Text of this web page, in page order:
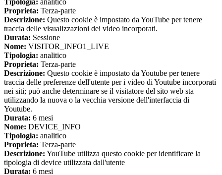
Tipologia: analitico
Proprieta: Terza-parte
Descrizione: Questo cookie è impostato da YouTube per tenere
traccia delle visualizzazioni dei video incorporati.
Durata: Sessione
Nome: VISITOR_INFO1_LIVE
Tipologia: analitico
Proprieta: Terza-parte
Descrizione: Questo cookie è impostato da Youtube per tenere
traccia delle preferenze dell'utente per i video di Youtube incorporati
nei siti; può anche determinare se il visitatore del sito web sta
utilizzando la nuova o la vecchia versione dell'interfaccia di
Youtube.
Durata: 6 mesi
Nome: DEVICE_INFO
Tipologia: analitico
Proprieta: Terza-parte
Descrizione: YouTube utilizza questo cookie per identificare la
tipologia di device utilizzata dall'utente
Durata: 6 mesi